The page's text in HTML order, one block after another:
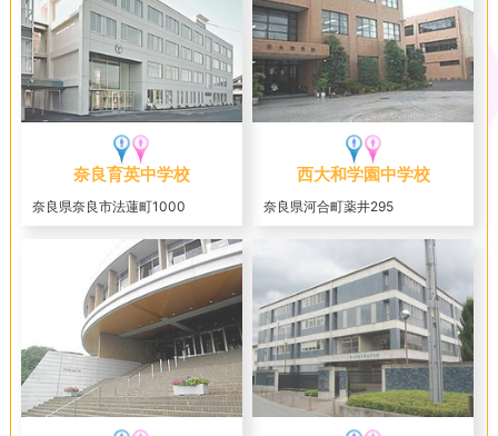
奈良育英中学校
奈良県奈良市法蓮町1000
西大和学園中学校
奈良県河合町薬井295